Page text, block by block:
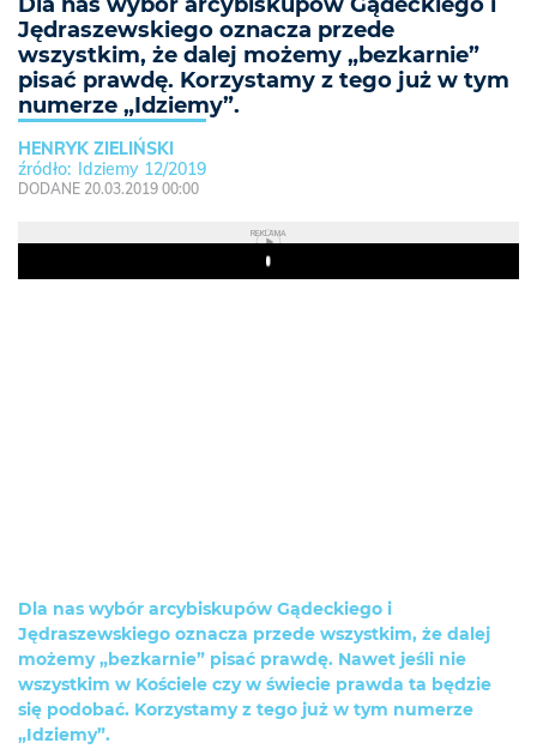
Jędraszewskiego oznacza przede
wszystkim, że dalej możemy „bezkarnie”
pisać prawdę. Korzystamy z tego już w tym
numerze „Idziemy”.
HENRYK ZIELIŃSKI
Idziemy 12/2019
DODANE 20.03.2019 00:00
REKLAMA
Play
Dla nas wybór arcybiskupów Gądeckiego i
Jędraszewskiego oznacza przede wszystkim, że dalej
możemy „bezkarnie” pisać prawdę. Nawet jeśli nie
wszystkim w Kościele czy w świecie prawda ta będzie
się podobać. Korzystamy z tego już w tym numerze
„Idziemy”.